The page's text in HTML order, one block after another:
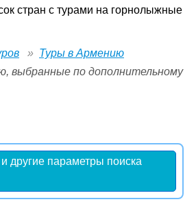
стран с турами на горнолыжные
Туры в Армению
выбранные по дополнительному
и другие параметры поиска